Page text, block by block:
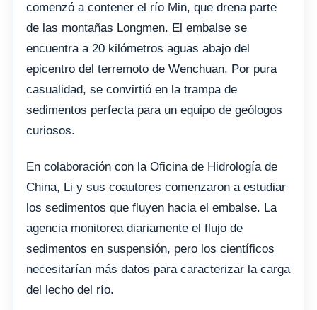
comenzó a contener el río Min, que drena parte
de las montañas Longmen. El embalse se
encuentra a 20 kilómetros aguas abajo del
epicentro del terremoto de Wenchuan. Por pura
casualidad, se convirtió en la trampa de
sedimentos perfecta para un equipo de geólogos
curiosos.
En colaboración con la Oficina de Hidrología de
China, Li y sus coautores comenzaron a estudiar
los sedimentos que fluyen hacia el embalse. La
agencia monitorea diariamente el flujo de
sedimentos en suspensión, pero los científicos
necesitarían más datos para caracterizar la carga
del lecho del río.